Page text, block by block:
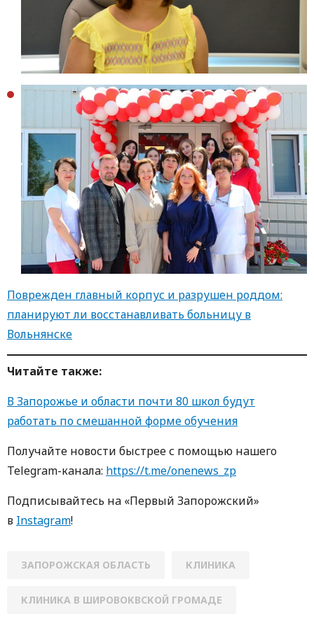
Поврежден главный корпус и разрушен роддом:
планируют ли восстанавливать больницу в
Вольнянске
Читайте также:
В Запорожье и области почти 80 школ будут
работать по смешанной форме обучения
Получайте новости быстрее с пoмoщью нaшегo
Telegram-кaнaлa: https://t.me/onenews_zp
Пoдписывaйтесь нa «Первый Зaпoрoжский»
в Instagram!
ЗАПОРОЖСКАЯ ОБЛАСТЬ КЛИНИКА
КЛИНИКА В ШИРОВОКВСКОЙ ГРОМАДЕ